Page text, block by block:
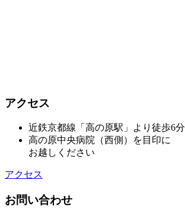
アクセス
近鉄京都線「高の原駅」より徒歩6分
高の原中央病院（西側）を目印に
お越しください
アクセス
お問い合わせ